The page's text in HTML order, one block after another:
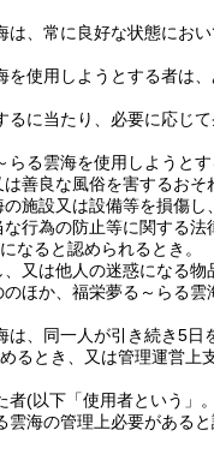
は、常に良好な状態にお
を使用しようとする者は
るに当たり、必要に応じ
る雲海を使用しようとす
善良な風俗を害するおそ
施設又は設備等を損傷し
行為の防止等に関する法
なると認められるとき。
又は他人の迷惑になる物
ほか、福栄夢る～らる雲
は、同一人が引き続き5日
るとき、又は管理運営上
者(以下「使用者という」
雲海の管理上必要がある